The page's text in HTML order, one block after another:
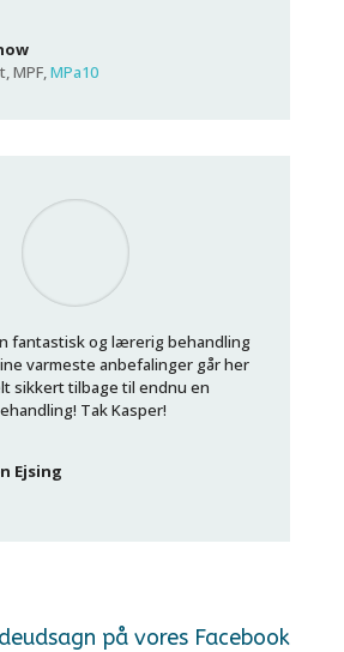
MPF,MPa10
fantastisk og lærerig behandling
varmeste anbefalinger går her
sikkert tilbage til endnu en
Tak Kasper!
Ejsing
på vores Facebook